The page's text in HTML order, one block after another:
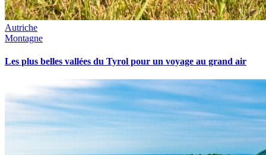
Autriche
Montagne
Les plus belles vallées du Tyrol pour un voyage au grand air